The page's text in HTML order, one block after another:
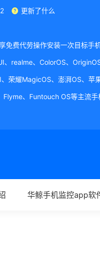
更新了什么
免费代劳操作安装一次目标手
、realme、ColorOS、
荣耀MagicOS、澎湃OS、苹
、Funtouch OS等主流手
华鲸手机监控app软